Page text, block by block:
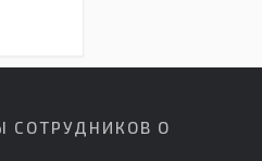
СОТРУДНИКОВ О